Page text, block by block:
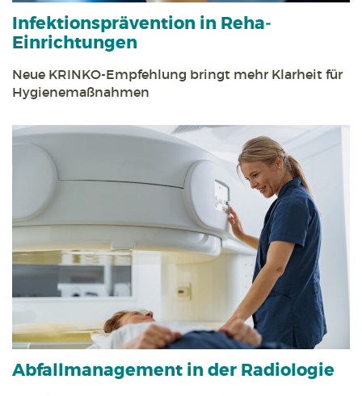
Infektions­prävention in Reha­
Einrichtungen
Neue KRINKO-Empfehlung bringt mehr Klarheit für
Hygiene­maßnahmen
Abfall­management in der Radiologie